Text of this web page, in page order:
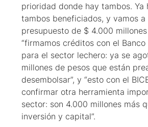
prioridad donde hay tambos. Ya
tambos beneficiados, y vamos a
presupuesto de $ 4.000 millones
“firmamos créditos con el Banco
para el sector lechero: ya se
millones de pesos que están
desembolsar”, y “esto con el
confirmar otra herramienta
sector: son 4.000 millones más
inversión y capital”.